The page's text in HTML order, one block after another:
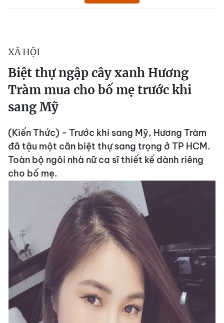
XÃ HỘI
Biệt thự ngập cây xanh Hương
Tràm mua cho bố mẹ trước khi
sang Mỹ
(Kiến Thức) - Trước khi sang Mỹ, Hương Tràm
đã tậu một căn biệt thự sang trọng ở TP HCM.
Toàn bộ ngôi nhà nữ ca sĩ thiết kế dành riêng
cho bố mẹ.